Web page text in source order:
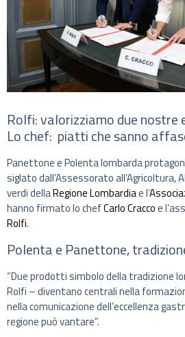
Rolfi: valorizziamo due nostre
Lo chef: piatti che sanno
Panettone e Polenta lombarda
siglato dall’Assessorato all’Agricoltura,
verdi dellaRegione Lombardiae l’
hanno firmato lo chefCarlo Craccoe
Rolfi.
Polenta e Panettone,
“Due prodotti simbolo della tradizione
Rolfi – diventano centrali nella
nella comunicazione dell’eccellenza
regione può vantare”.